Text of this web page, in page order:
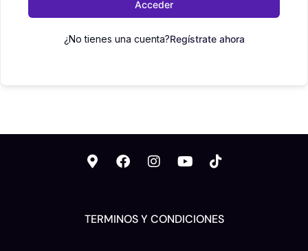
Acceder
¿No tienes una cuenta?Regístrate ahora
TERMINOS Y CONDICIONES